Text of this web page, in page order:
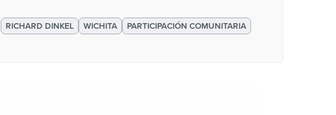
RICHARD DINKEL WICHITA PARTICIPACIÓN COMUNITARIA